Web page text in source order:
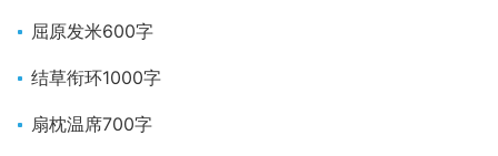
屈原发米600字
结草衔环1000字
扇枕温席700字